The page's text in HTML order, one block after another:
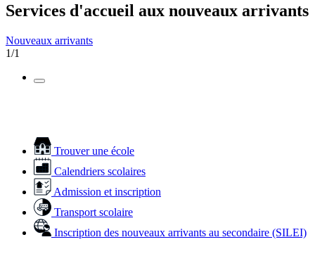
Services d'accueil aux nouveaux arrivants
Nouveaux arrivants
1/1
Trouver une école
Calendriers scolaires
Admission et inscription
Transport scolaire
Inscription des nouveaux arrivants au secondaire (SILEI)